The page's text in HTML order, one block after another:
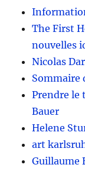
The First
nouvelles
Nicolas
Sommaire
Prendre le
Bauer
Helene
art
Guillaume